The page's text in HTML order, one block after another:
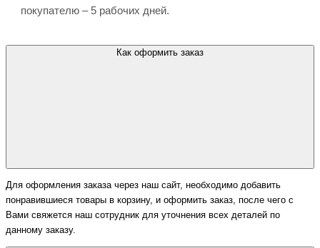
покупателю – 5 рабочих дней.
Как оформить заказ
Для оформления заказа через наш сайт, необходимо добавить
понравившиеся товары в корзину, и оформить заказ, после чего с
Вами свяжется наш сотрудник для уточнения всех деталей по
данному заказу.